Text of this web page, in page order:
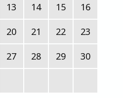
13 14 15 16
20 21 22 23
27 28 29 30